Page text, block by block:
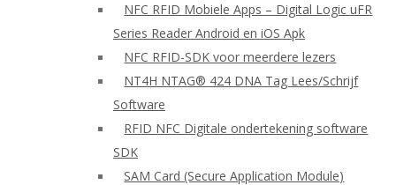
NFC RFID Mobiele Apps – Digital Logic uFR
Series Reader Android en iOS Apk
NFC RFID-SDK voor meerdere lezers
NT4H NTAG® 424 DNA Tag Lees/Schrijf
Software
RFID NFC Digitale ondertekening software
SDK
SAM Card (Secure Application Module)